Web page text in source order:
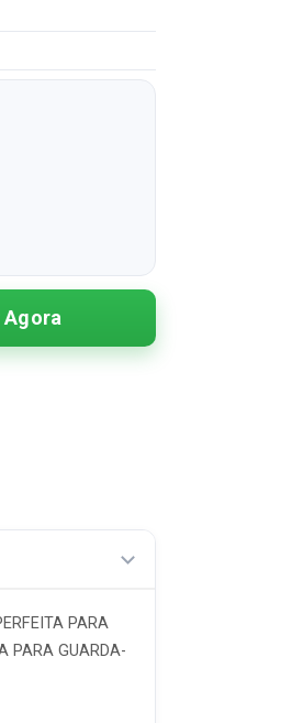
R$ 289,90
144,95 sem juros
96,63 sem juros
R$ 28,99 sem juros
Agora
PARA
PARA GUARDA-